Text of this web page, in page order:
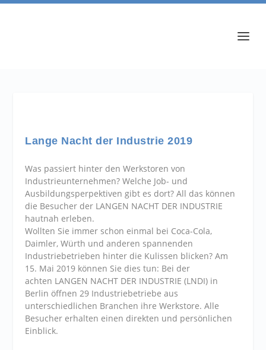
Lange Nacht der Industrie 2019
Was passiert hinter den Werkstoren von
Industrieunternehmen? Welche Job- und
Ausbildungsperpektiven gibt es dort? All das können
die Besucher der LANGEN NACHT DER INDUSTRIE
hautnah erleben.
Wollten Sie immer schon einmal bei Coca-Cola,
Daimler, Würth und anderen spannenden
Industriebetrieben hinter die Kulissen blicken? Am
15. Mai 2019 können Sie dies tun: Bei der
achten LANGEN NACHT DER INDUSTRIE (LNDI) in
Berlin öffnen 29 Industriebetriebe aus
unterschiedlichen Branchen ihre Werkstore. Alle
Besucher erhalten einen direkten und persönlichen
Einblick.